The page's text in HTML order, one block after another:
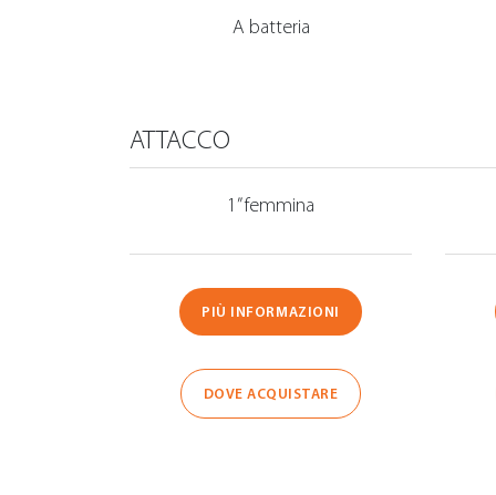
A batteria
ATTACCO
1” femmina
PIÙ INFORMAZIONI
DOVE ACQUISTARE